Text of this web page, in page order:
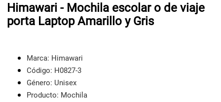
Himawari - Mochila escolar o de viaje
porta Laptop Amarillo y Gris
Marca: Himawari
Código: H0827-3
Género: Unisex
Producto: Mochila